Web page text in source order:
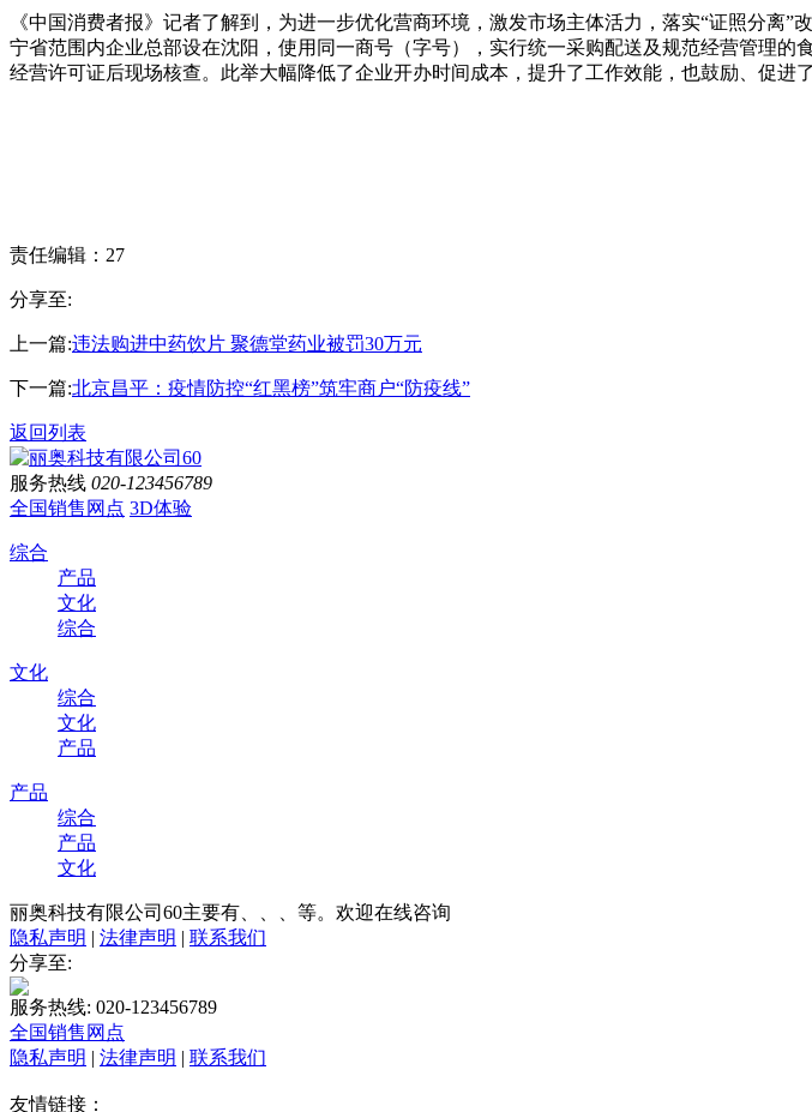
《中国消费者报》记者了解到，为进一步优化营商环境，激发市场主体活力，落实“证照分离
宁省范围内企业总部设在沈阳，使用同一商号（字号），实行统一采购配送及规范经营管理
经营许可证后现场核查。此举大幅降低了企业开办时间成本，提升了工作效能，也鼓励、促进
责任编辑：27
分享至:
上一篇:违法购进中药饮片 聚德堂药业被罚30万元
下一篇:北京昌平：疫情防控“红黑榜”筑牢商户“防疫线”
返回列表
服务热线 020-123456789
全国销售网点 3D体验
综合
产品
文化
综合
文化
综合
文化
产品
产品
综合
产品
文化
丽奥科技有限公司60主要有、、、等。欢迎在线咨询
隐私声明 | 法律声明 | 联系我们
分享至:
服务热线: 020-123456789
全国销售网点
隐私声明 | 法律声明 | 联系我们
友情链接：